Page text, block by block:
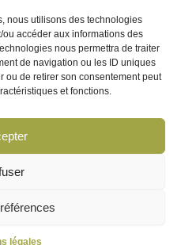
nous utilisons des technologies
accéder aux informations des
nous permettra de traiter
de navigation ou les ID uniques
ou de retirer son consentement peut
et fonctions.
légales
Informations légales
Mentions Légales
Politique de
Confidentialité